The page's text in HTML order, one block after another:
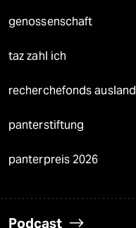
genossenschaft
taz zahl ich
recherchefonds ausland
panterstiftung
panterpreis 2026
Podcast